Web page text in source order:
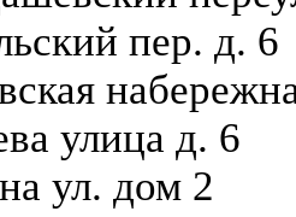
пер. д. 6
улица д. 6
ул. дом 2